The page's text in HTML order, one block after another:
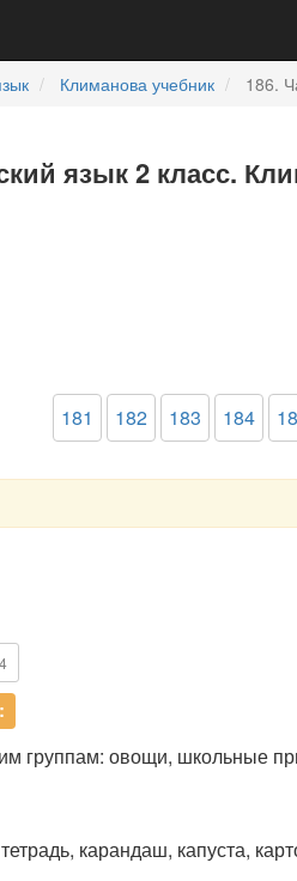
Климанова учебник 186.
язык 2 класс.
181 182 183 184
группам: овощи, школьные
карандаш, капуста,